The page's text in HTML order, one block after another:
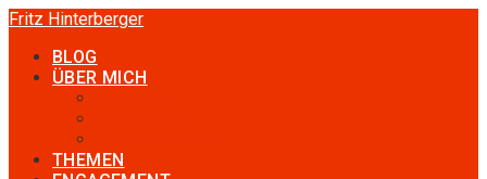
Fritz Hinterberger
BLOG
ÜBER MICH
THEMEN